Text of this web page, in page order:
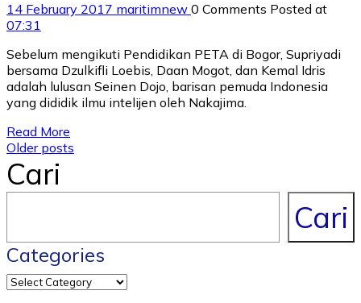
14 February 2017 maritimnew 0 Comments Posted at
07:31
Sebelum mengikuti Pendidikan PETA di Bogor, Supriyadi
bersama Dzulkifli Loebis, Daan Mogot, dan Kemal Idris
adalah lulusan Seinen Dojo, barisan pemuda Indonesia
yang dididik ilmu intelijen oleh Nakajima.
Read More
Posts
navigation
Older posts
Cari
Cari
Categories